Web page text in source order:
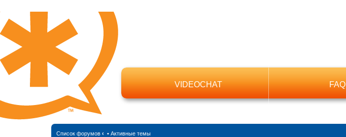
VIDEOCHAT FAQ
Список форумов ‹ • Активные темы